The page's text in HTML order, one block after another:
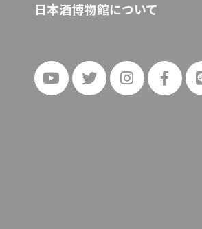
日本酒博物館について